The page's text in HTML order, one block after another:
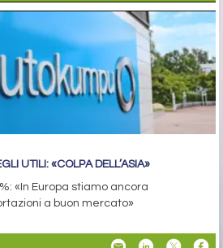
UTILI: «COLPA DELL’ASIA»
«In Europa stiamo ancora
a buon mercato»